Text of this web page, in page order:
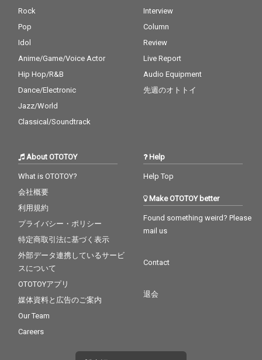
Rock
Pop
Idol
Anime/Game/Voice Actor
Hip Hop/R&B
Dance/Electronic
Jazz/World
Classical/Soundtrack
Interview
Column
Review
Live Report
Audio Equipment
先週のオトトイ
About OTOTOY
What is OTOTOY?
会社概要
利用規約
プライバシー・ポリシー
特定商取引法に基づく表示
外部データ連携しているサービ
スについて
OTOTOYアプリ
媒体資料と広告のご案内
Our Team
Careers
Help
Help Top
Make OTOTOY better
Found something weird? Please
mail us
Contact
退会